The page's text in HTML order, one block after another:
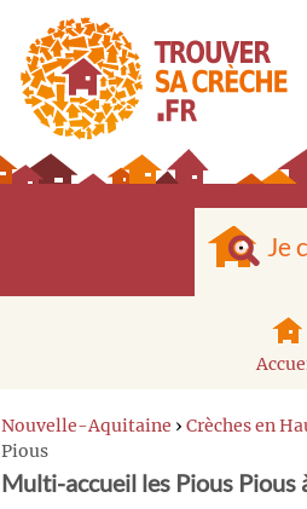
Je
Nouvelle-Aquitaine › Crèches en
Pious
Multi-accueil les Pious Pious